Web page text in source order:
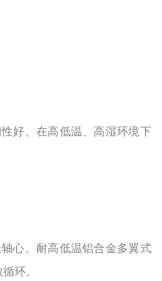
好、在高低温、高湿环境下
心、耐高低温铝合金多翼式
环。